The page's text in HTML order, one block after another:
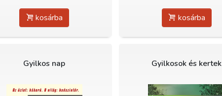
kosárba kosárba
Gyilkos nap Gyilkosok és kertek